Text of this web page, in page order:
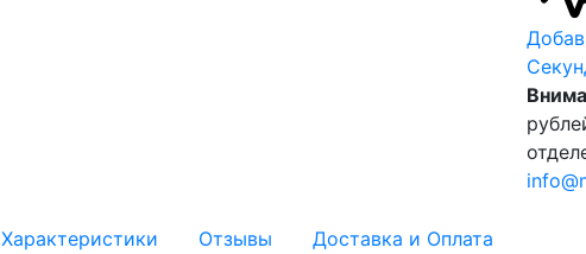
Характеристики Отзывы
Доставка и Оплата